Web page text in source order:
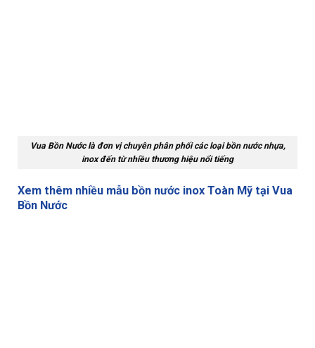
Vua Bồn Nước là đơn vị chuyên phân phối các loại bồn nước nhựa,
inox đến từ nhiều thương hiệu nổi tiếng
Xem thêm nhiều mẫu bồn nước inox Toàn Mỹ tại Vua
Bồn Nước